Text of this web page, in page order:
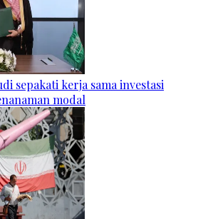
sepakati kerja sama investasi
modal